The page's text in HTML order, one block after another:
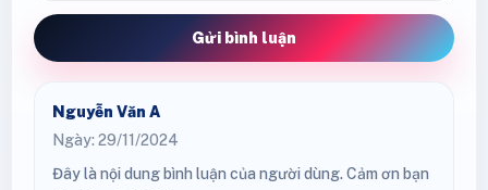
Gửi bình luận
Nguyễn Văn A
Ngày: 29/11/2024
Đây là nội dung bình luận của người dùng. Cảm ơn bạn